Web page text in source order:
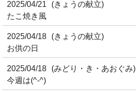
2025/04/21
(きょうの献立)
たこ焼き風
2025/04/18
(きょうの献立)
お供の日
2025/04/18
(みどり・き・あおぐみ)
今週は(^-^)